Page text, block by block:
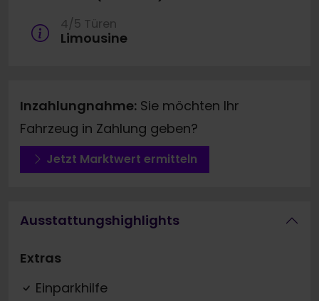
4/5 Türen
Limousine
Inzahlungnahme: Sie möchten Ihr
Fahrzeug in Zahlung geben?
Jetzt Marktwert ermitteln
Ausstattungshighlights
Extras
Einparkhilfe